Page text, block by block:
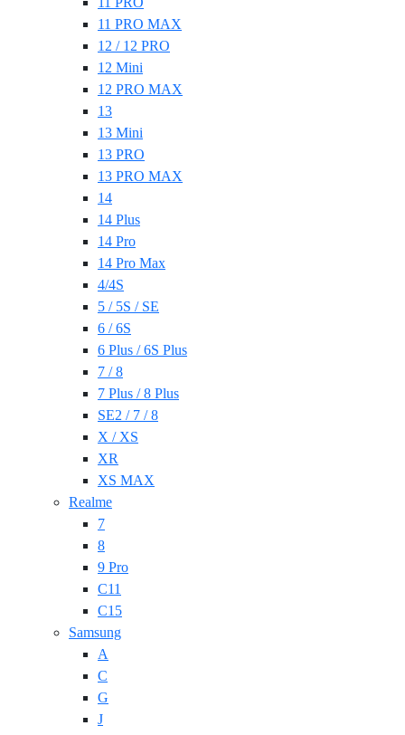
11 PRO MAX
12 / 12 PRO
12 Mini
12 PRO MAX
13
13 Mini
13 PRO
13 PRO MAX
14
14 Plus
14 Pro
14 Pro Max
4/4S
5 / 5S / SE
6 / 6S
6 Plus / 6S Plus
7 / 8
7 Plus / 8 Plus
SE2 / 7 / 8
X / XS
XR
XS MAX
Realme
7
8
9 Pro
C11
C15
Samsung
A
C
G
J